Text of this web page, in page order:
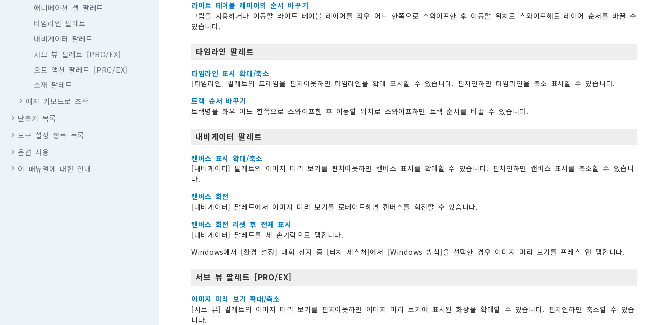
애니메이션 셀 팔레트
타임라인 팔레트
내비게이터 팔레트
서브 뷰 팔레트 [PRO/EX]
오토 액션 팔레트 [PRO/EX]
소재 팔레트
에지 키보드로 조작
단축키 목록
도구 설정 항목 목록
옵션 사용
이 매뉴얼에 대한 안내
라이트 테이블 레이어의 순서 바꾸기
그립을 사용하거나 이동할 라이트 테이블 레이어를 좌우 어느 한쪽으로 스와이프한 후 이동할 위치로 스와이프해도 레이어 순서를 바꿀 수
있습니다.
타임라인 팔레트
타임라인 표시 확대/축소
[타임라인] 팔레트의 프레임을 핀치아웃하면 타임라인을 확대 표시할 수 있습니다. 핀치인하면 타임라인을 축소 표시할 수 있습니다.
트랙 순서 바꾸기
트랙명을 좌우 어느 한쪽으로 스와이프한 후 이동할 위치로 스와이프하면 트랙 순서를 바꿀 수 있습니다.
내비게이터 팔레트
캔버스 표시 확대/축소
[내비게이터] 팔레트의 이미지 미리 보기를 핀치아웃하면 캔버스 표시를 확대할 수 있습니다. 핀치인하면 캔버스 표시를 축소할 수 있습니
다.
캔버스 회전
[내비게이터] 팔레트에서 이미지 미리 보기를 로테이트하면 캔버스를 회전할 수 있습니다.
캔버스 회전 리셋 후 전체 표시
[내비게이터] 팔레트를 세 손가락으로 탭합니다.
Windows에서 [환경 설정] 대화 상자 중 [터치 제스처]에서 [Windows 방식]을 선택한 경우 이미지 미리 보기를 프레스 앤 탭합니다.
서브 뷰 팔레트 [PRO/EX]
이미지 미리 보기 확대/축소
[서브 뷰] 팔레트의 이미지 미리 보기를 핀치아웃하면 이미지 미리 보기에 표시된 화상을 확대할 수 있습니다. 핀치인하면 축소할 수 있습
니다.